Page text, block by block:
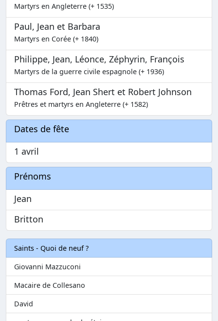
Martyrs en Angleterre (+ 1535)
Paul, Jean et Barbara
Martyrs en Corée (+ 1840)
Philippe, Jean, Léonce, Zéphyrin, François
Martyrs de la guerre civile espagnole (+ 1936)
Thomas Ford, Jean Shert et Robert Johnson
Prêtres et martyrs en Angleterre (+ 1582)
Dates de fête
1 avril
Prénoms
Jean
Britton
Saints - Quoi de neuf ?
Giovanni Mazzuconi
Macaire de Collesano
David